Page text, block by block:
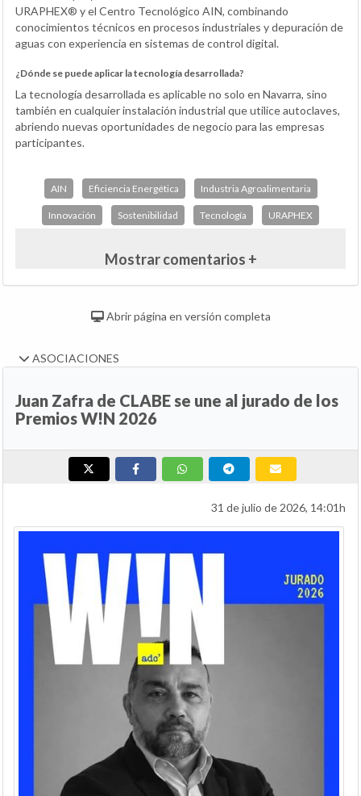
URAPHEX® y el Centro Tecnológico AIN, combinando
conocimientos técnicos en procesos industriales y depuración de
aguas con experiencia en sistemas de control digital.
¿Dónde se puede aplicar la tecnología desarrollada?
La tecnología desarrollada es aplicable no solo en Navarra, sino
también en cualquier instalación industrial que utilice autoclaves,
abriendo nuevas oportunidades de negocio para las empresas
participantes.
AIN Eficiencia Energética Industria Agroalimentaria
Innovación Sostenibilidad Tecnología URAPHEX
Mostrar comentarios +
Abrir página en versión completa
ASOCIACIONES
Juan Zafra de CLABE se une al jurado de los
Premios W!N 2026
31 de julio de 2026, 14:01h